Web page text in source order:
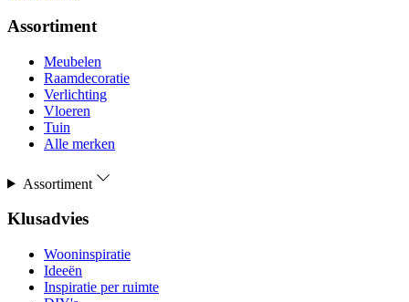
Assortiment
Meubelen
Raamdecoratie
Verlichting
Vloeren
Tuin
Alle merken
Assortiment
Klusadvies
Wooninspiratie
Ideeën
Inspiratie per ruimte